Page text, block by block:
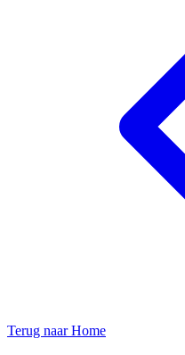
Terug naar Home